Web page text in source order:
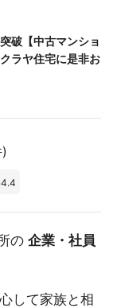
破【中古マンショ
ラヤ住宅に是非お
4.4
の 企業・社員
して家族と相